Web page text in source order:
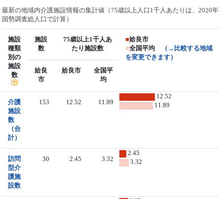
最新の地域内介護施設情報の集計値（75歳以上人口1千人あたりは、2020年
国勢調査総人口で計算）
施設
種類
別の
施設
数
施設
数
75歳以上1千人あ
たり施設数
■姶良市
■全国平均
（→比較する地域
を変更できます）
姶良
市
姶良市
全国平
均
介護
施設
数
（合
計）
153 12.52 11.89
12.52
11.89
訪問
型介
護施
設数
30 2.45 3.32
2.45
3.32